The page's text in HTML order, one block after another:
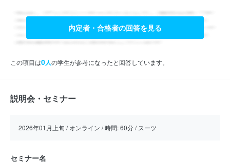
内定者・合格者の回答を見る
この項目は0人の学生が参考になったと回答しています。
説明会・セミナー
2026年01月上旬 / オンライン / 時間: 60分 / スーツ
セミナー名